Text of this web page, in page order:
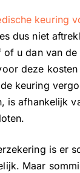
keuring
dus niet
of u dan van de
deze
keuring
is afhankelijk
is er
Maar